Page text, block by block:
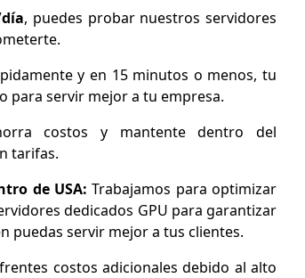
, puedes probar nuestros servidores
y en 15 minutos o menos, tu
para servir mejor a tu empresa.
costos y mantente dentro del
tarifas.
de USA:Trabajamos para optimizar
dedicados GPU para garantizar
puedas servir mejor a tus clientes.
costos adicionales debido al alto